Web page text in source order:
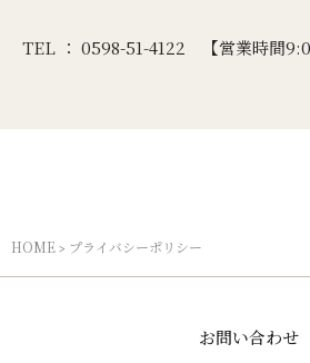
TEL ： 0598-51-4122 【営業時間
HOME > プライバシーポリシー
お問い合わせ